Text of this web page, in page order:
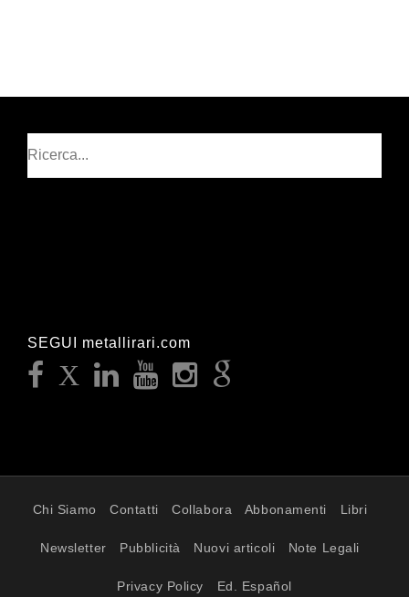
SEGUI metallirari.com
Chi Siamo Contatti Collabora Abbonamenti Libri
Newsletter Pubblicità Nuovi articoli Note Legali
Privacy Policy Ed. Español